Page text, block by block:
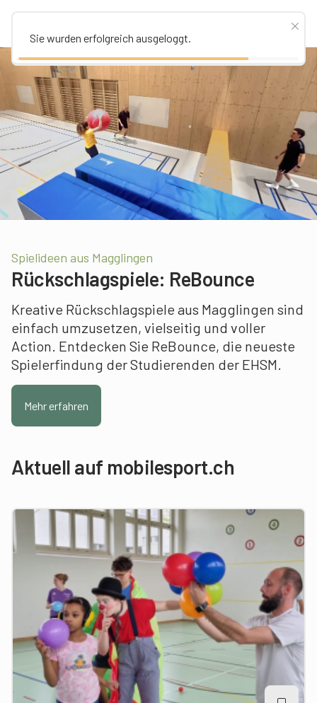
Sie wurden erfolgreich ausgeloggt.
Rückschlagspiele: ReBounce
Spielideen aus Magglingen
Kreative Rückschlagspiele aus Magglingen sind
einfach umzusetzen, vielseitig und voller
Action. Entdecken Sie ReBounce, die neueste
Spielerfindung der Studierenden der EHSM.
Mehr erfahren
Aktuell auf mobilesport.ch